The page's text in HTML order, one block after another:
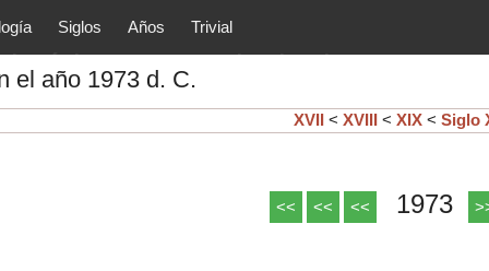
y principales
arte, cultura, etc.) de la
Siglos Años Trivial
el año 1973 d. C.
XVII < XVIII < XIX < Siglo
<< << << 1973